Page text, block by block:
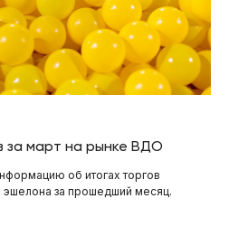
за март на рынке ВДО
об итогах торгов
за прошедший месяц.